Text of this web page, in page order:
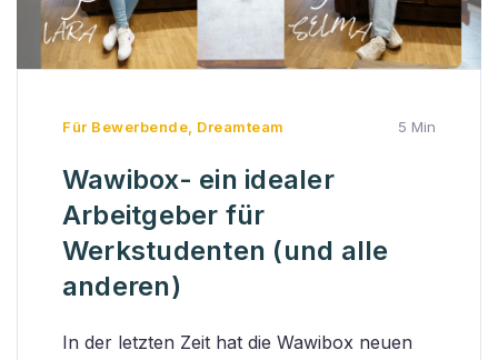
Für Bewerbende Dreamteam 5 Min
Wawibox- ein idealer
Arbeitgeber für
Werkstudenten (und alle
anderen)
In der letzten Zeit hat die Wawibox neuen